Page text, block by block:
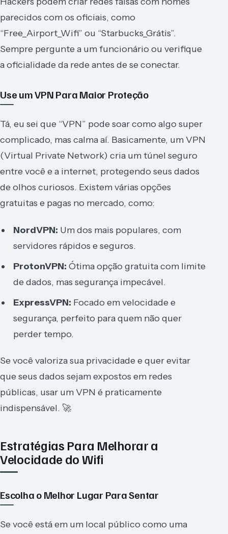
parecidos com os oficiais, como
“Free_Airport_Wifi” ou “Starbucks_Grátis”.
Sempre pergunte a um funcionário ou verifique
a oficialidade da rede antes de se conectar.
Use um VPN Para Maior Proteção
Tá, eu sei que “VPN” pode soar como algo super
complicado, mas calma aí. Basicamente, um VPN
(Virtual Private Network) cria um túnel seguro
entre você e a internet, protegendo seus dados
de olhos curiosos. Existem várias opções
gratuitas e pagas no mercado, como:
NordVPN: Um dos mais populares, com
servidores rápidos e seguros.
ProtonVPN: Ótima opção gratuita com limite
de dados, mas segurança impecável.
ExpressVPN: Focado em velocidade e
segurança, perfeito para quem não quer
perder tempo.
Se você valoriza sua privacidade e quer evitar
que seus dados sejam expostos em redes
públicas, usar um VPN é praticamente
indispensável. 🚀
Estratégias Para Melhorar a
Velocidade do Wifi
Escolha o Melhor Lugar Para Sentar
Se você está em um local público como uma